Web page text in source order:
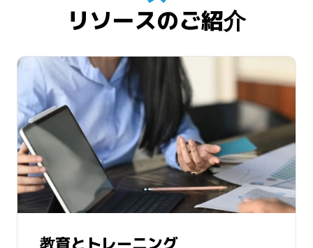
リソースのご紹介
教育とトレーニング